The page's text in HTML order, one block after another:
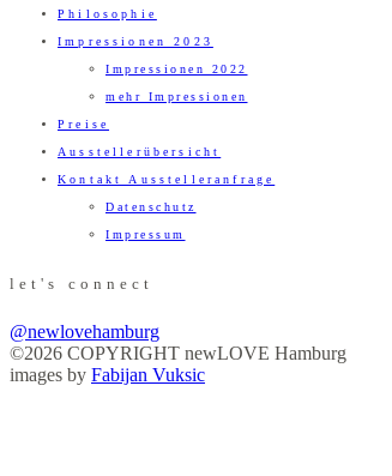
Philosophie
Impressionen 2023
Impressionen 2022
mehr Impressionen
Preise
Ausstellerübersicht
Kontakt Ausstelleranfrage
Datenschutz
Impressum
let's connect
@newlovehamburg
©2026 COPYRIGHT newLOVE Hamburg
images by Fabijan Vuksic